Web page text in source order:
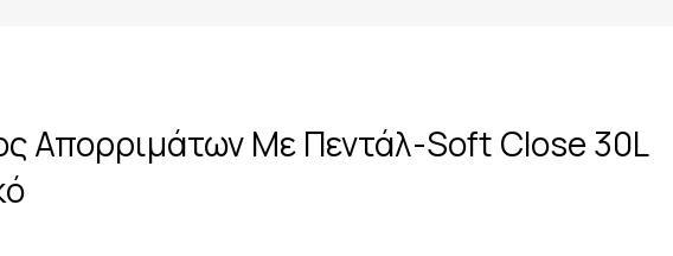
Απορριμάτων Με Πεντάλ-Soft Close 30L